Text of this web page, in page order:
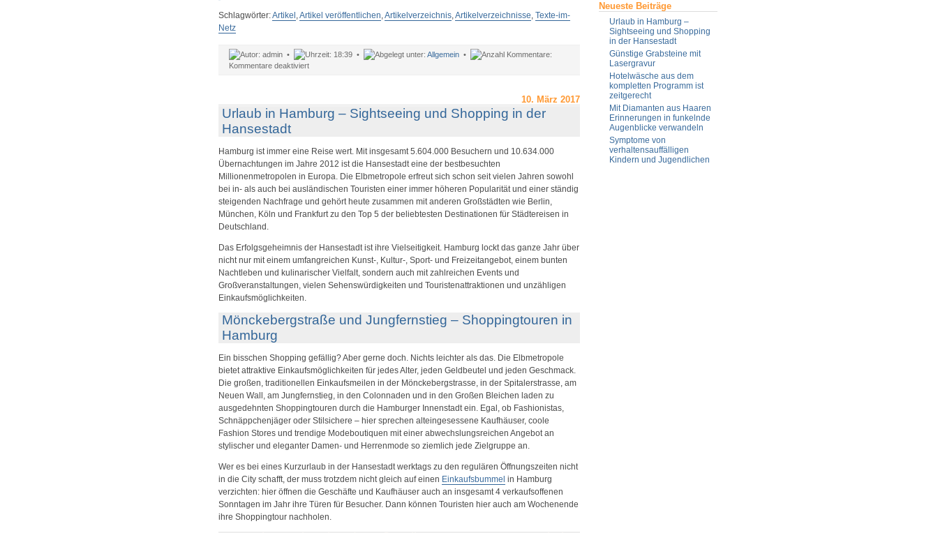
Neueste Beiträge
Urlaub in Hamburg –
Sightseeing und Shopping
in der Hansestadt
Günstige Grabsteine mit
Lasergravur
Hotelwäsche aus dem
kompletten Programm ist
zeitgerecht
Mit Diamanten aus Haaren
Erinnerungen in funkelnde
Augenblicke verwandeln
Symptome von
verhaltensauffälligen
Kindern und Jugendlichen
Schlagwörter:Artikel ,Artikel veröffentlichen,Artikelverzeichnis,Artikelverzeichnisse, Texte-im-
Netz
admin • 18:39 • Allgemein•
Kommentare deaktiviertfür
10. März 2017
Urlaub in Hamburg – Sightseeing und Shopping in der
Hansestadt
Hamburg ist immer eine Reise wert. Mit insgesamt 5.604.000 Besuchern und 10.634.000
Übernachtungen im Jahre 2012 ist die Hansestadt eine der bestbesuchten
Millionenmetropolen in Europa. Die Elbmetropole erfreut sich schon seit vielen Jahren sowohl
bei in- als auch bei ausländischen Touristen einer immer höheren Popularität und einer ständig
steigenden Nachfrage und gehört heute zusammen mit anderen Großstädten wie Berlin,
München, Köln und Frankfurt zu den Top 5 der beliebtesten Destinationen für Städtereisen in
Deutschland.
Das Erfolgsgeheimnis der Hansestadt ist ihre Vielseitigkeit. Hamburg lockt das ganze Jahr über
nicht nur mit einem umfangreichen Kunst-, Kultur-, Sport- und Freizeitangebot, einem bunten
Nachtleben und kulinarischer Vielfalt, sondern auch mit zahlreichen Events und
Großveranstaltungen, vielen Sehenswürdigkeiten und Touristenattraktionen und unzähligen
Einkaufsmöglichkeiten.
Mönckebergstraße und Jungfernstieg – Shoppingtouren in
Hamburg
Ein bisschen Shopping gefällig? Aber gerne doch. Nichts leichter als das. Die Elbmetropole
bietet attraktive Einkaufsmöglichkeiten für jedes Alter, jeden Geldbeutel und jeden Geschmack.
Die großen, traditionellen Einkaufsmeilen in der Mönckebergstrasse, in der Spitalerstrasse, am
Neuen Wall, am Jungfernstieg, in den Colonnaden und in den Großen Bleichen laden zu
ausgedehnten Shoppingtouren durch die Hamburger Innenstadt ein. Egal, ob Fashionistas,
Schnäppchenjäger oder Stilsichere – hier sprechen alteingesessene Kaufhäuser, coole
Fashion Stores und trendige Modeboutiquen mit einer abwechslungsreichen Angebot an
stylischer und eleganter Damen- und Herrenmode so ziemlich jede Zielgruppe an.
Wer es bei eines Kurzurlaub in der Hansestadt werktags zu den regulären Öffnungszeiten nicht
in die City schafft, der muss trotzdem nicht gleich auf einen Einkaufsbummel in Hamburg
verzichten: hier öffnen die Geschäfte und Kaufhäuser auch an insgesamt 4 verkaufsoffenen
Sonntagen im Jahr ihre Türen für Besucher. Dann können Touristen hier auch am Wochenende
ihre Shoppingtour nachholen.